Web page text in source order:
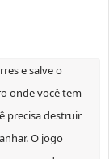
e salve o
onde você tem
precisa destruir
O jogo